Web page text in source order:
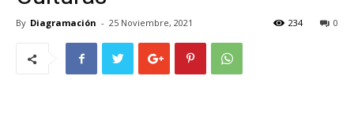
By Diagramación - 25 Noviembre, 2021 0
234